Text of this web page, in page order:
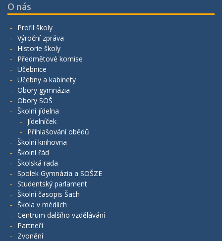
O nás
Profil školy
Výroční zpráva
Historie školy
Předmětové komise
Učebnice
Učebny a kabinety
Obory gymnázia
Obory SOŠ
Školní jídelna
Jídelníček
Přihlašování obědů
Školní knihovna
Školní řád
Školská rada
Spolek Gymnázia a SOŠZE
Studentský parlament
Školní časopis Šach
Škola v médiích
Centrum dalšího vzdělávání
Partneři
Zvonění